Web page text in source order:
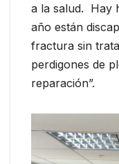
a la salud. Hay
año están
fractura sin
perdigones de
reparación”.